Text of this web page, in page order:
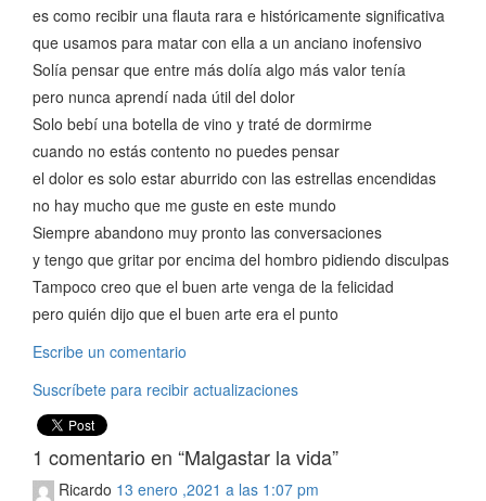
es como recibir una flauta rara e históricamente significativa
que usamos para matar con ella a un anciano inofensivo
Solía pensar que entre más dolía algo más valor tenía
pero nunca aprendí nada útil del dolor
Solo bebí una botella de vino y traté de dormirme
cuando no estás contento no puedes pensar
el dolor es solo estar aburrido con las estrellas encendidas
no hay mucho que me guste en este mundo
Siempre abandono muy pronto las conversaciones
y tengo que gritar por encima del hombro pidiendo disculpas
Tampoco creo que el buen arte venga de la felicidad
pero quién dijo que el buen arte era el punto
Escribe un comentario
Suscríbete para recibir actualizaciones
1 comentario en “Malgastar la vida”
Ricardo 13 enero ,2021 a las 1:07 pm